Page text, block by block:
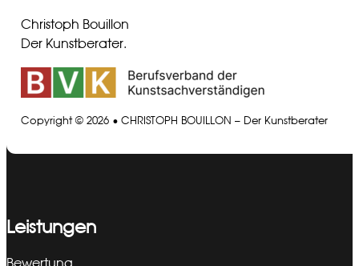
Christoph Bouillon
Der Kunstberater.
Copyright © 2026 • CHRISTOPH BOUILLON – Der Kunstberater
Leistungen